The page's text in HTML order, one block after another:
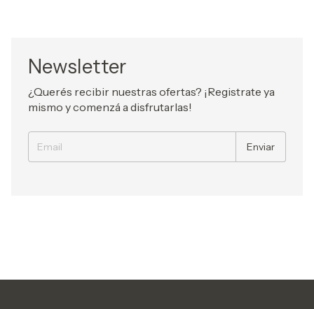
Newsletter
¿Querés recibir nuestras ofertas? ¡Registrate ya
mismo y comenzá a disfrutarlas!